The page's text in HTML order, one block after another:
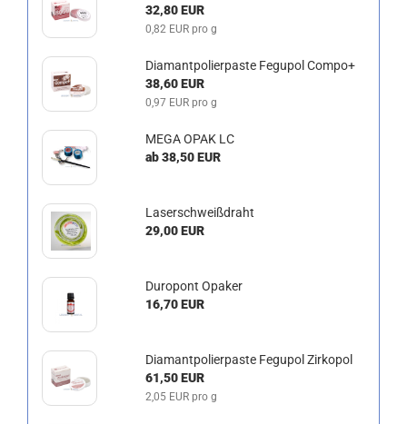
32,80 EUR
0,82 EUR pro g
Diamantpolierpaste Fegupol Compo+
38,60 EUR
0,97 EUR pro g
MEGA OPAK LC
ab 38,50 EUR
Laserschweißdraht
29,00 EUR
Duropont Opaker
16,70 EUR
Diamantpolierpaste Fegupol Zirkopol
61,50 EUR
2,05 EUR pro g